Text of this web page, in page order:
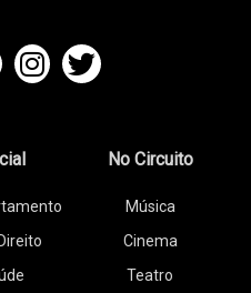
No Circuito
Música
Cinema
Teatro